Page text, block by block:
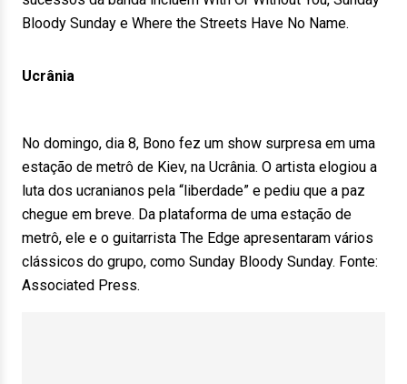
Bloody Sunday e Where the Streets Have No Name.
Ucrânia
No domingo, dia 8, Bono fez um show surpresa em uma
estação de metrô de Kiev, na Ucrânia. O artista elogiou a
luta dos ucranianos pela “liberdade” e pediu que a paz
chegue em breve. Da plataforma de uma estação de
metrô, ele e o guitarrista The Edge apresentaram vários
clássicos do grupo, como Sunday Bloody Sunday. Fonte:
Associated Press.